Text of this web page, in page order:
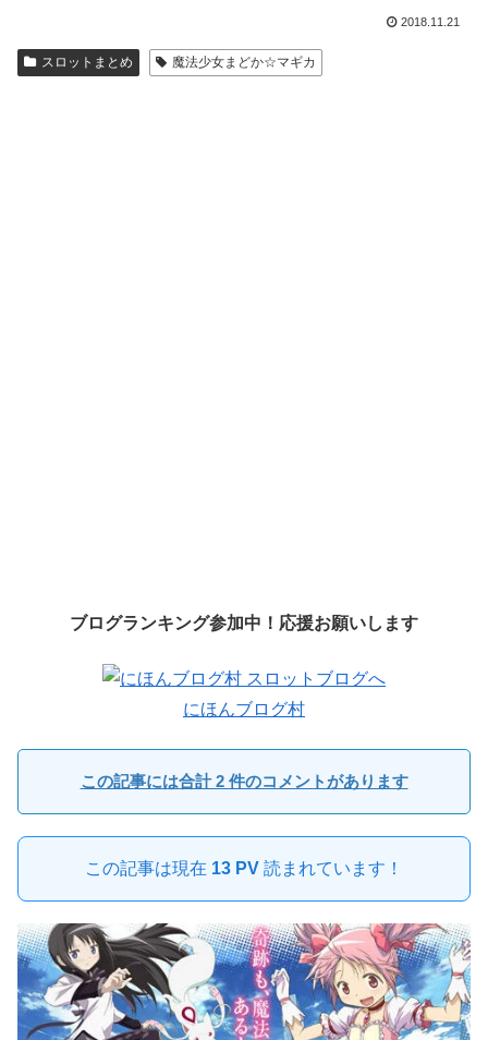
2018.11.21
スロットまとめ 魔法少女まどか☆マギカ
ブログランキング参加中！応援お願いします
にほんブログ村
この記事には合計 2 件のコメントがあります
この記事は現在 13 PV 読まれています！